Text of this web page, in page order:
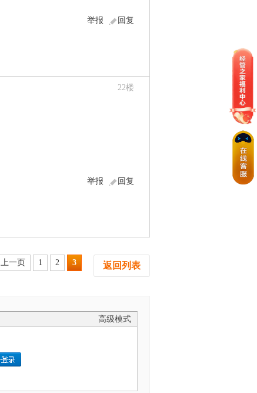
回复
举报
22楼
回复
举报
返回列表
上一页 1 2 3
高级模式